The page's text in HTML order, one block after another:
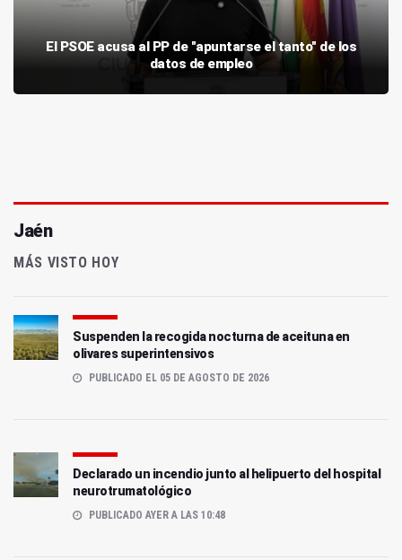
El PSOE acusa al PP de "apuntarse el tanto" de los
datos de empleo
Jaén
MÁS VISTO HOY
Suspenden la recogida nocturna de aceituna en
olivares superintensivos
PUBLICADO EL 05 DE AGOSTO DE 2026
Declarado un incendio junto al helipuerto del hospital
neurotrumatológico
PUBLICADO AYER A LAS 10:48